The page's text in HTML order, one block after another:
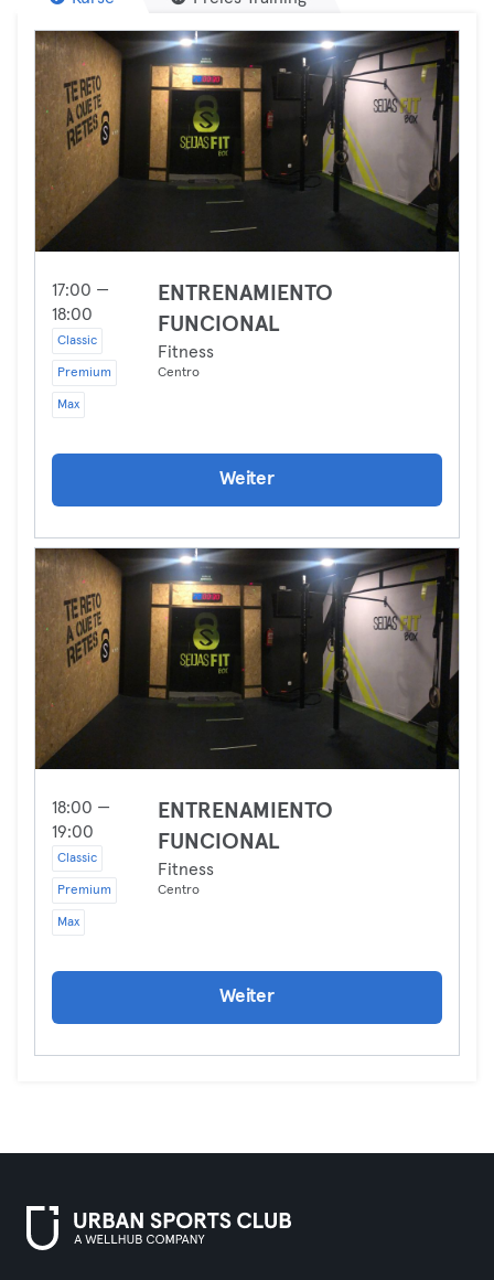
17:00 —
18:00
Classic
Premium
Max
ENTRENAMIENTO
FUNCIONAL
Fitness
Centro
Weiter
18:00 —
19:00
Classic
Premium
Max
ENTRENAMIENTO
FUNCIONAL
Fitness
Centro
Weiter